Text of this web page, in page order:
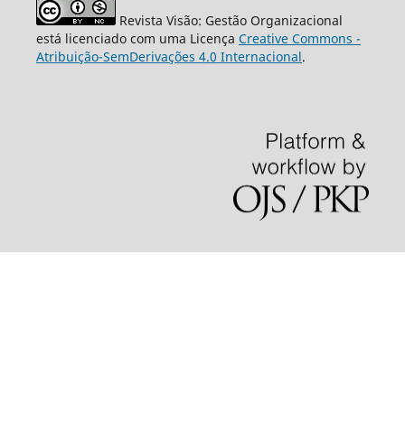
Revista Visão: Gestão Organizacional
está licenciado com uma Licença Creative Commons -
Atribuição-SemDerivações 4.0 Internacional.